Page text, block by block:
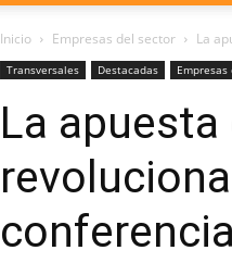
Inicio Empresas del sector La
Transversales Destacadas
La